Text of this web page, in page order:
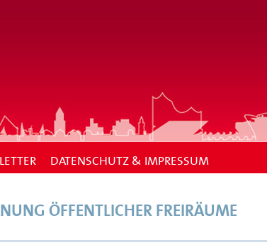
DATENSCHUTZ & IMPRESSUM
ÖFFENTLICHER FREIRÄUME